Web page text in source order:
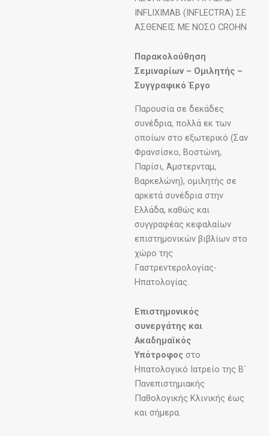
INFLIXIMAB (INFLECTRA) ΣΕ
ΑΣΘΕΝΕΙΣ ΜΕ ΝΟΣΟ CROHN
Παρακολούθηση
Σεμιναρίων – Ομιλητής –
Συγγραφικό Έργο
Παρουσία σε δεκάδες
συνέδρια, πολλά εκ των
οποίων στο εξωτερικό (Σαν
Φρανσίσκο, Βοστώνη,
Παρίσι, Άμστερνταμ,
Βαρκελώνη), ομιλητής σε
αρκετά συνέδρια στην
Ελλάδα, καθώς και
συγγραφέας κεφαλαίων
επιστημονικών βιβλίων στο
χώρο της
Γαστρεντερολογίας-
Ηπατολογίας.
Επιστημονικός
συνεργάτης και
Ακαδημαϊκός
Υπότροφος στο
Ηπατολογικό Ιατρείο της Β`
Πανεπιστημιακής
Παθολογικής Κλινικής έως
και σήμερα.